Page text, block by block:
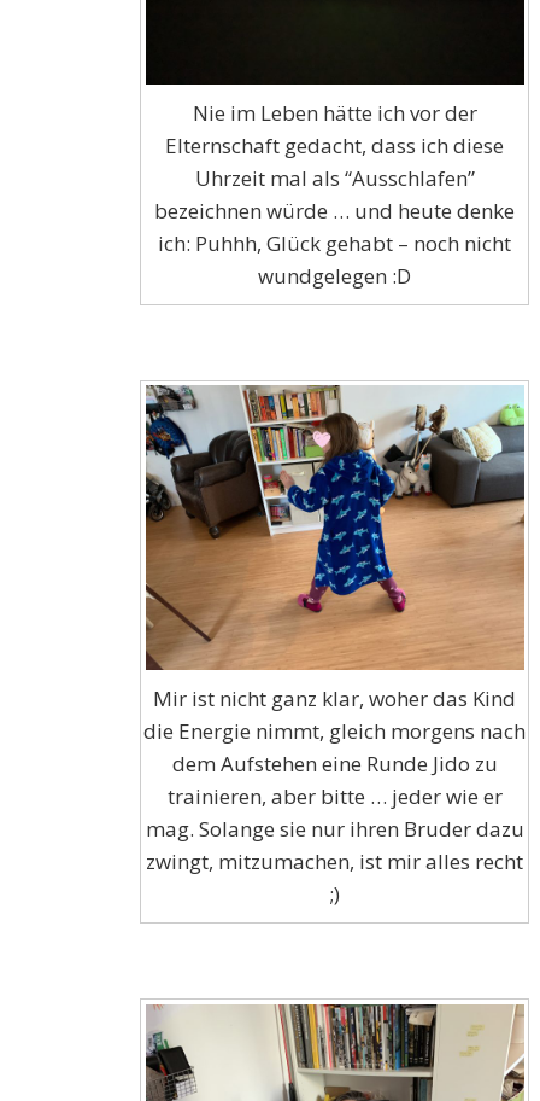
Nie im Leben hätte ich vor der
Elternschaft gedacht, dass ich diese
Uhrzeit mal als “Ausschlafen”
bezeichnen würde … und heute denke
ich: Puhhh, Glück gehabt – noch nicht
wundgelegen :D
Mir ist nicht ganz klar, woher das Kind
die Energie nimmt, gleich morgens nach
dem Aufstehen eine Runde Jido zu
trainieren, aber bitte … jeder wie er
mag. Solange sie nur ihren Bruder dazu
zwingt, mitzumachen, ist mir alles recht
;)